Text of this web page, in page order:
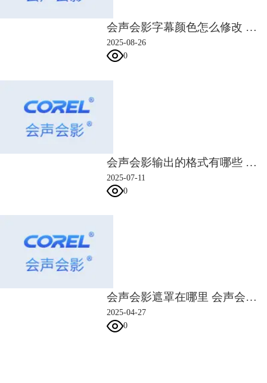
影采用的是多轨道编辑模式，不同的轨道承载的功能也不同。如果将视频
添加到声音轨道，就只会呈现声波与音频，不会显示视频画面。
会声会影的编辑很简单，虽然使用过程中会出现导入视频显示黑色、只有
声音无画面等问题，但都能很快解决，很适合初学者使用，下面继续给大
家介绍一些软件的使用技巧，帮助大家更好地学习会声会影。
会声会影的分割素材功能，通过移动指针的位置，就能实现快速的素材切
分。如果视频比较长，只需将指针移动到指定的时间点，就能以该点作为
分割点，将视频切分为多个片段保存起来。
会声会影字幕颜色怎么修改 会声会影字幕边缘锯齿怎么消除
2025-08-26
0
会声会影输出的格式有哪些 会声会影输出什么格式最好
2025-07-11
0
会声会影遮罩在哪里 会声会影遮罩怎么用
2025-04-27
0